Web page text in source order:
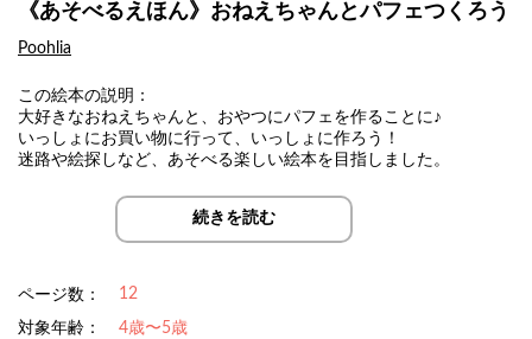
《あそべるえほん》おねえちゃんとパフェつくろう
Poohlia
この絵本の説明：
大好きなおねえちゃんと、おやつにパフェを作ることに♪
いっしょにお買い物に行って、いっしょに作ろう！
迷路や絵探しなど、あそべる楽しい絵本を目指しました。
続きを読む
ページ数： 12
対象年齢：
4歳〜5歳